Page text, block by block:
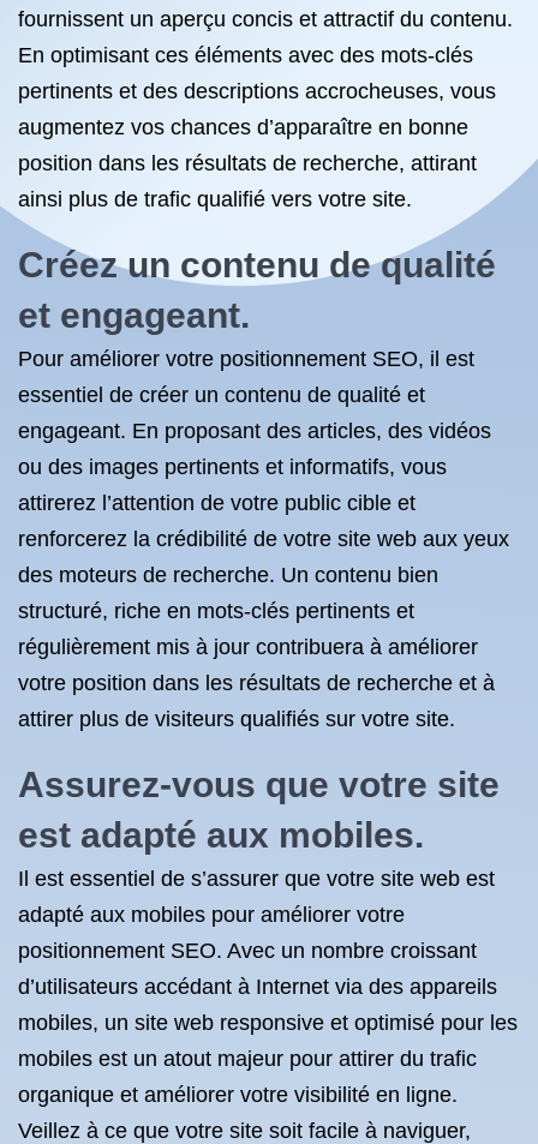
fournissent un aperçu concis et attractif du contenu.
En optimisant ces éléments avec des mots-clés
pertinents et des descriptions accrocheuses, vous
augmentez vos chances d’apparaître en bonne
position dans les résultats de recherche, attirant
ainsi plus de trafic qualifié vers votre site.
Créez un contenu de qualité
et engageant.
Pour améliorer votre positionnement SEO, il est
essentiel de créer un contenu de qualité et
engageant. En proposant des articles, des vidéos
ou des images pertinents et informatifs, vous
attirerez l’attention de votre public cible et
renforcerez la crédibilité de votre site web aux yeux
des moteurs de recherche. Un contenu bien
structuré, riche en mots-clés pertinents et
régulièrement mis à jour contribuera à améliorer
votre position dans les résultats de recherche et à
attirer plus de visiteurs qualifiés sur votre site.
Assurez-vous que votre site
est adapté aux mobiles.
Il est essentiel de s’assurer que votre site web est
adapté aux mobiles pour améliorer votre
positionnement SEO. Avec un nombre croissant
d’utilisateurs accédant à Internet via des appareils
mobiles, un site web responsive et optimisé pour les
mobiles est un atout majeur pour attirer du trafic
organique et améliorer votre visibilité en ligne.
Veillez à ce que votre site soit facile à naviguer,